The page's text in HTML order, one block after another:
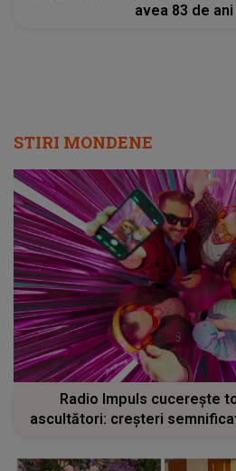
avea 83 de ani
STIRI MONDENE
Radio Impuls cucerește
ascultători: creșteri